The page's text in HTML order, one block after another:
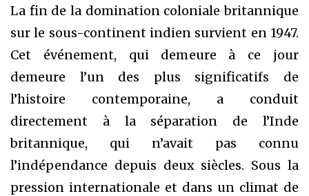
La fin de la domination coloniale britannique
sur le sous-continent indien survient en 1947.
Cet événement, qui demeure à ce jour
demeure l’un des plus significatifs de
l’histoire contemporaine, a conduit
directement à la séparation de l’Inde
britannique, qui n’avait pas connu
l’indépendance depuis deux siècles. Sous la
pression internationale et dans un climat de